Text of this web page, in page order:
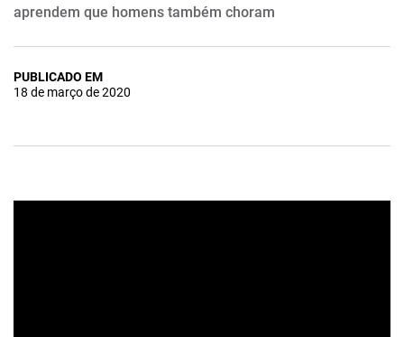
aprendem que homens também choram
PUBLICADO EM
18 de março de 2020